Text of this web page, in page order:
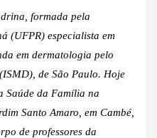
formada pela
(UFPR) especialista em
em dermatologia pelo
de São Paulo. Hoje
Saúde da Família na
Santo Amaro, em Cambé,
de professores da